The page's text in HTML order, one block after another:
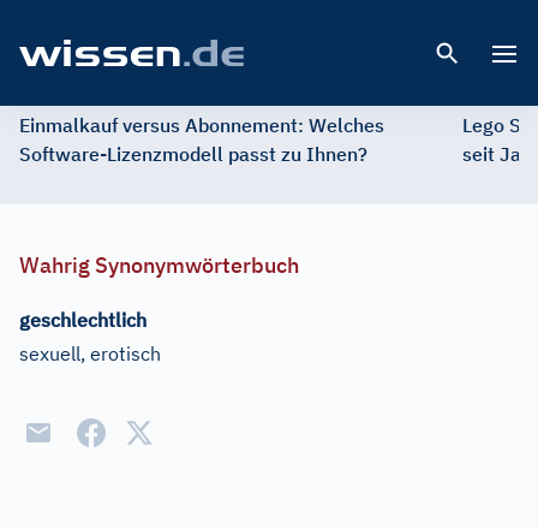
Einmalkauf versus Abonnement: Welches
Software-Lizenzmodell passt zu Ihnen?
Lego
seit
Wahrig Synonymwörterbuch
geschlechtlich
sexuell, erotisch